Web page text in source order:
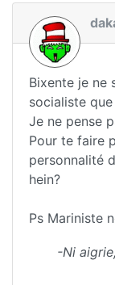
Bixente je ne
socialiste
Je ne pense
Pour te faire
personnalité
hein?
Ps Mariniste
-Ni